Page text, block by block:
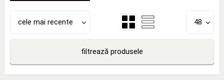
cele mai recente 48
filtrează produsele